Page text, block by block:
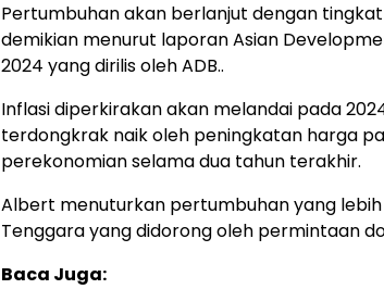
Pertumbuhan akan berlanjut dengan
demikian menurut laporan Asian
2024 yang dirilis oleh ADB..
Inflasi diperkirakan akan melandai pada
terdongkrak naik oleh peningkatan harga
perekonomian selama dua tahun terakhir.
Albert menuturkan pertumbuhan yang lebih
Tenggara yang didorong oleh permintaan
Baca Juga: